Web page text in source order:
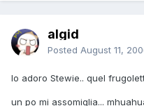
algid
Posted August 11,
Io adoro Stewie.. quel
un po mi assomiglia...